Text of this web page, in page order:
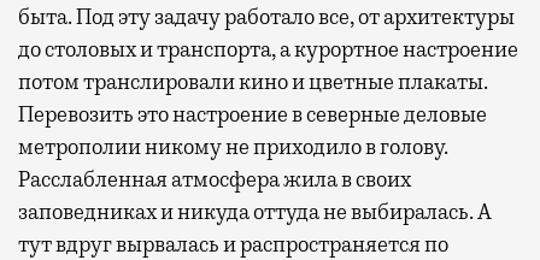
быта. Под эту задачу работало все, от архитектуры
до столовых и транспорта, а курортное настроение
потом транслировали кино и цветные плакаты.
Перевозить это настроение в северные деловые
метрополии никому не приходило в голову.
Расслабленная атмосфера жила в своих
заповедниках и никуда оттуда не выбиралась. А
тут вдруг вырвалась и распространяется по